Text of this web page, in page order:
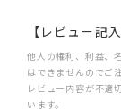
【レビュー記
他人の権利、利益、
はできませんのでご
レビュー内容が不適
います。